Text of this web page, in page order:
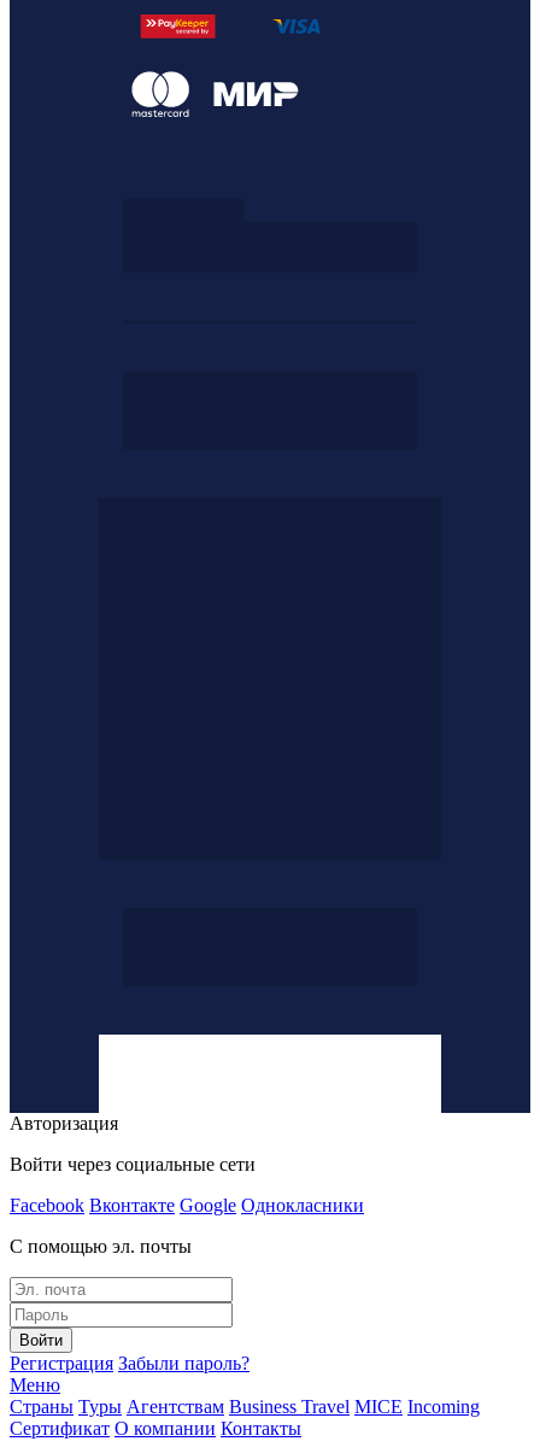
Авторизация
Войти через социальные сети
Facebook Вконтакте Google Однокласники
С помощью эл. почты
Войти
Регистрация Забыли пароль?
Меню
Страны Туры Агентствам Business Travel MICE Incoming
Сертификат О компании Контакты